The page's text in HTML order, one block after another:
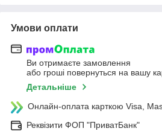
Умови оплати
Ви отримаєте замовлення
або гроші повернуться на вашу
Детальніше
Онлайн-оплата карткою Visa,
Реквізити ФОП "ПриватБанк"